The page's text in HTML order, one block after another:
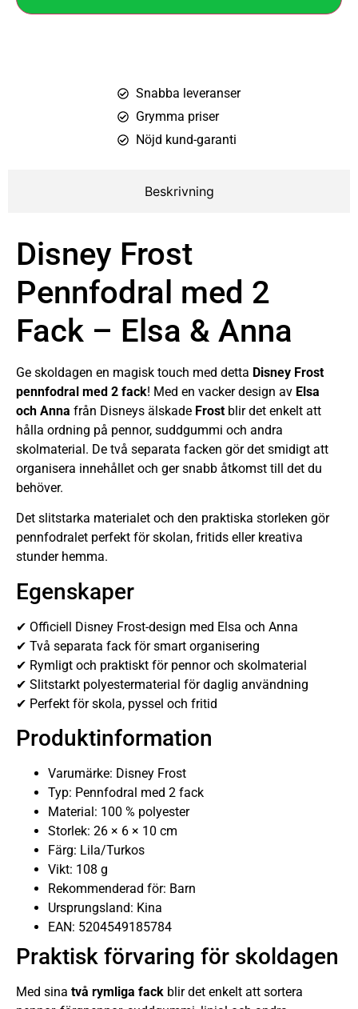
Snabba leveranser
Grymma priser
Nöjd kund-garanti
Beskrivning
Disney Frost
Pennfodral med 2
Fack – Elsa & Anna
Ge skoldagen en magisk touch med detta Disney Frost
pennfodral med 2 fack! Med en vacker design av Elsa
och Anna från Disneys älskade Frost blir det enkelt att
hålla ordning på pennor, suddgummi och andra
skolmaterial. De två separata facken gör det smidigt att
organisera innehållet och ger snabb åtkomst till det du
behöver.
Det slitstarka materialet och den praktiska storleken gör
pennfodralet perfekt för skolan, fritids eller kreativa
stunder hemma.
Egenskaper
✔ Officiell Disney Frost-design med Elsa och Anna
✔ Två separata fack för smart organisering
✔ Rymligt och praktiskt för pennor och skolmaterial
✔ Slitstarkt polyestermaterial för daglig användning
✔ Perfekt för skola, pyssel och fritid
Produktinformation
Varumärke: Disney Frost
Typ: Pennfodral med 2 fack
Material: 100 % polyester
Storlek: 26 × 6 × 10 cm
Färg: Lila/Turkos
Vikt: 108 g
Rekommenderad för: Barn
Ursprungsland: Kina
EAN: 5204549185784
Praktisk förvaring för skoldagen
Med sina två rymliga fack blir det enkelt att sortera